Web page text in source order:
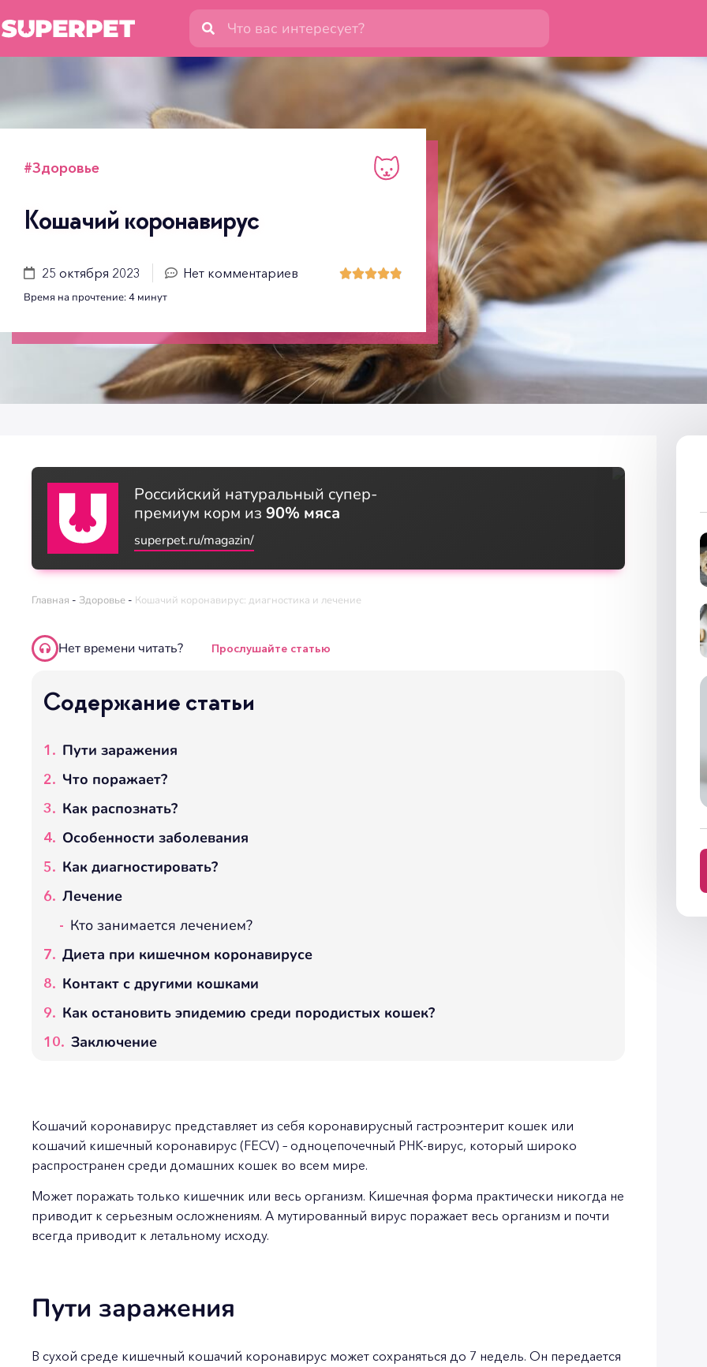
#Здоровье
Кошачий коронавирус
25 октября 2023 Нет комментариев 
Время на прочтение:4 минут
Российский натуральный супер-
премиум корм из 90% мяса
superpet.ru/magazin/
Главная - Здоровье - Кошачий коронавирус: диагностика и лечение
Нет времени читать? Прослушайте статью
Содержание статьи
Пути заражения
Что поражает?
Как распознать?
Особенности заболевания
Как диагностировать?
Лечение
Кто занимается лечением?
Диета при кишечном коронавирусе
Контакт с другими кошками
Как остановить эпидемию среди породистых кошек?
Заключение
Кошачий коронавирус представляет из себя коронавирусный гастроэнтерит кошек или
кошачий кишечный коронавирус (FECV) – одноцепочечный РНК-вирус, который широко
распространен среди домашних кошек во всем мире.
Может поражать только кишечник или весь организм. Кишечная форма практически никогда не
приводит к серьезным осложнениям. А мутированный вирус поражает весь организм и почти
всегда приводит к летальному исходу.
Пути заражения
В сухой среде кишечный кошачий коронавирус может сохраняться до 7 недель. Он передается